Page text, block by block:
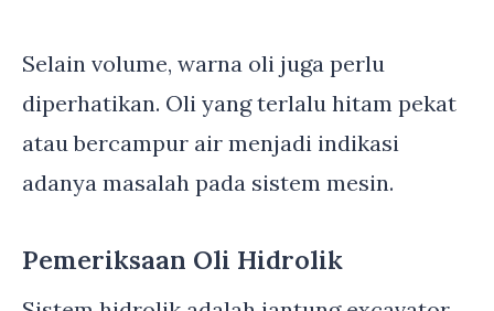
Selain volume, warna oli juga perlu
diperhatikan. Oli yang terlalu hitam pekat
atau bercampur air menjadi indikasi
adanya masalah pada sistem mesin.
Pemeriksaan Oli Hidrolik